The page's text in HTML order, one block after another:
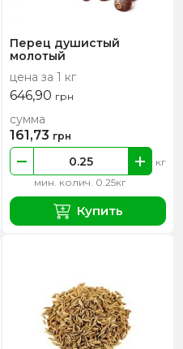
Перец душистый
молотый
цена за 1 кг
646,90 грн
мин. колич. 0.25кг
кг
сумма
161,73 грн
Купить